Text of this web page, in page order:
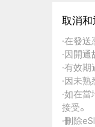
取消和
·在發
·因開
·有效
·因未
·如在
接受。
·刪除